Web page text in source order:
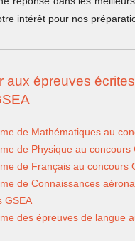
intérêt pour nos
aux épreuves
de Mathématiques au
de Physique au concours
de Français au concours
de Connaissances
GSEA
des épreuves de langue